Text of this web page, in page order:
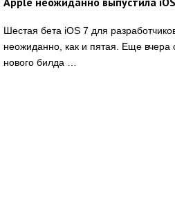
Шестая бета iOS 7 для
неожиданно, как и пятая. Еще вчера
нового билда …